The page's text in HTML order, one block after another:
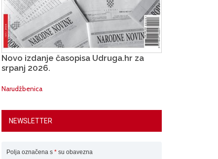
Novo izdanje časopisa Udruga.hr za
srpanj 2026.
Narudžbenica
NEWSLETTER
Polja označena s * su obavezna